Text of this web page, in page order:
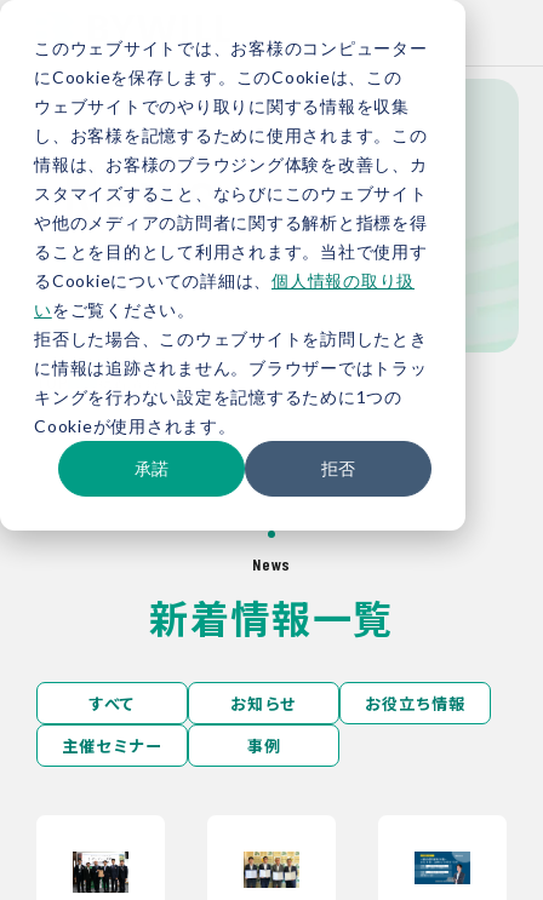
このウェブサイトでは、お客様のコンピューター
にCookieを保存します。このCookieは、この
ウェブサイトでのやり取りに関する情報を収集
し、お客様を記憶するために使用されます。この
情報は、お客様のブラウジング体験を改善し、カ
スタマイズすること、ならびにこのウェブサイト
や他のメディアの訪問者に関する解析と指標を得
ることを目的として利用されます。当社で使用す
るCookieについての詳細は、 個人情報の取り扱
いをご覧ください。
拒否した場合、このウェブサイトを訪問したとき
に情報は追跡されません。ブラウザーではトラッ
キングを行わない設定を記憶するために1つの
Cookieが使用されます。
承諾 拒否
News
新着情報
TOP 新着情報
News
新着情報一覧
すべて お知らせ
お役立ち情報
主催セミナー
事例